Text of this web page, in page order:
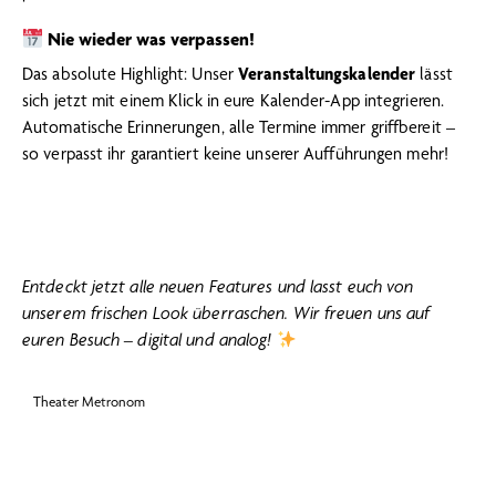
Nie wieder was verpassen!
Das absolute Highlight: Unser Veranstaltungskalender lässt
sich jetzt mit einem Klick in eure Kalender-App integrieren.
Automatische Erinnerungen, alle Termine immer griffbereit –
so verpasst ihr garantiert keine unserer Aufführungen mehr!
Entdeckt jetzt alle neuen Features und lasst euch von
unserem frischen Look überraschen. Wir freuen uns auf
euren Besuch – digital und analog!
Theater Metronom